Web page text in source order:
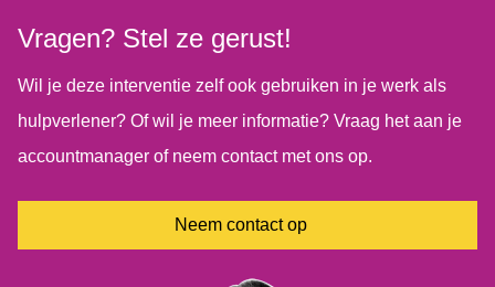
eetproblematiek.
Vragen? Stel ze gerust!
Wil je deze interventie zelf ook gebruiken in je werk als
hulpverlener? Of wil je meer informatie? Vraag het aan je
accountmanager of neem contact met ons op.
Neem contact op